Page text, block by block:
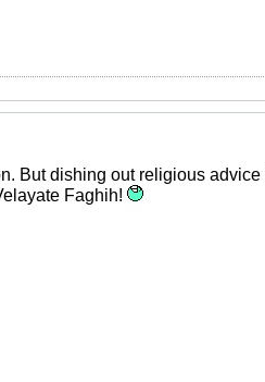
But dishing out religious
Faghih!